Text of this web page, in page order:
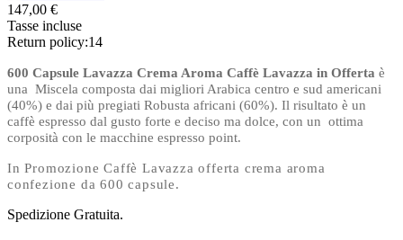
147,00 €
Tasse incluse
Return policy:14
600 Capsule Lavazza Crema Aroma Caffè Lavazza in Offerta è
una Miscela composta dai migliori Arabica centro e sud americani
(40%) e dai più pregiati Robusta africani (60%). Il risultato è un
caffè espresso dal gusto forte e deciso ma dolce, con un ottima
corposità con le macchine espresso point.
In Promozione Caffè Lavazza offerta crema aroma
confezione da 600 capsule.
Spedizione Gratuita.